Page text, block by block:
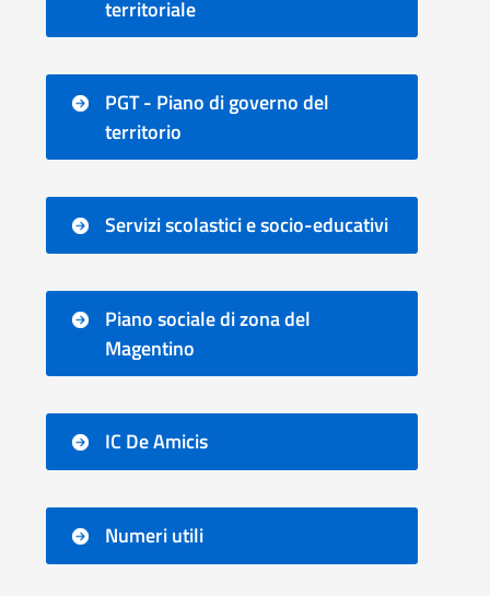
territoriale
PGT - Piano di governo del
territorio
Servizi scolastici e socio-educativi
Piano sociale di zona del
Magentino
IC De Amicis
Numeri utili